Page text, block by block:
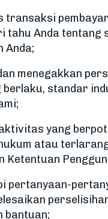
transaksi
tahu Anda tentang
Anda;
menegakkan
berlaku, standar
yang
atau
Ketentuan
pertanyaan-
bantuan;